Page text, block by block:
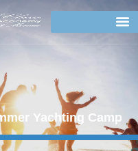
Yachting Camp